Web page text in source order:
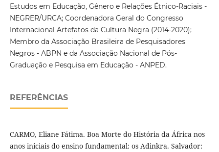
Estudos em Educação, Gênero e Relações Étnico-Raciais -
NEGRER/URCA; Coordenadora Geral do Congresso
Internacional Artefatos da Cultura Negra (2014-2020);
Membro da Associação Brasileira de Pesquisadores
Negros - ABPN e da Associação Nacional de Pós-
Graduação e Pesquisa em Educação - ANPED.
REFERÊNCIAS
CARMO, Eliane Fátima. Boa Morte do História da África nos
anos iniciais do ensino fundamental: os Adinkra. Salvador: